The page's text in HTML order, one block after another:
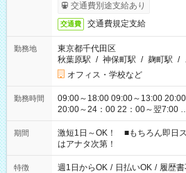
交通費別途支給あり
交通費 交通費規定支給
勤務地
東京都千代田区
秋葉原駅 / 神保町駅 / 麹町駅 /
オフィス・学校など
勤務時間
09:00～18:00 09:00～13:00
20:00～24：00 22：00～翌7:00 …な
シフトもございます！ お気軽に
期間
激短1日～OK！ ■もちろん即日
はアナタ次第！
特徴 週1日からOK / 日払いOK / 履歴